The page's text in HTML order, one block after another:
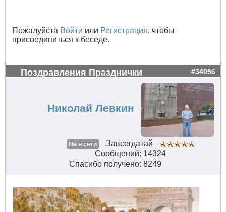
Пожалуйста Войти или Регистрация, чтобы
присоединиться к беседе.
Поздравления Празднички #34056
Николай Левкин
Не в сети
Завсегдатай
Сообщений: 14324
Спасибо получено: 8249